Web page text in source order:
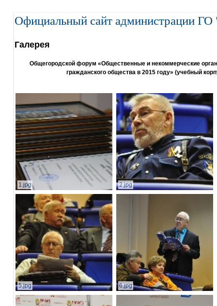
Официальный сайт администрации ГО
Галерея
Общегородской форум «Общественные и некоммерческие
гражданского общества в 2015 году» (учебный
1.jpg 2.jpg
5.jpg 6.jpg